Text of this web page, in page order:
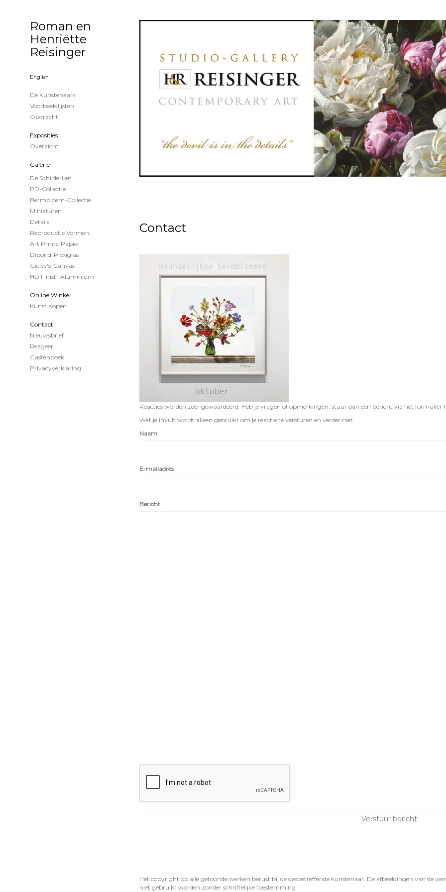
Contact
Reacties worden zeer gewaardeerd. Heb je vragen of opmerkingen, stuur dan een bericht via het formulier
Wat je invult wordt alleen gebruikt om je reactie te versturen en verder niet.
Naam
E-mailadres
Bericht
Roman en
Henriëtte
Reisinger
English
De Kunstenaars
Voorbeeldlijsten
Opdracht
Exposities
Overzicht
Galerie
De Schilderijen
RD-Collectie
Bermbloem-Collectie
Miniaturen
Details
Reproductie Vormen
Art Prints-Papier
Dibond-Plexiglas
Giclée's-Canvas
HD Finish-Aluminium
Online Winkel
Kunst Kopen
Contact
Nieuwsbrief
Reageer
Gastenboek
Privacyverklaring
Het copyright op alle getoonde werken berust bij de desbetreffende kunstenaar. De afbeeldingen van de
niet gebruikt worden zonder schriftelijke toestemming.